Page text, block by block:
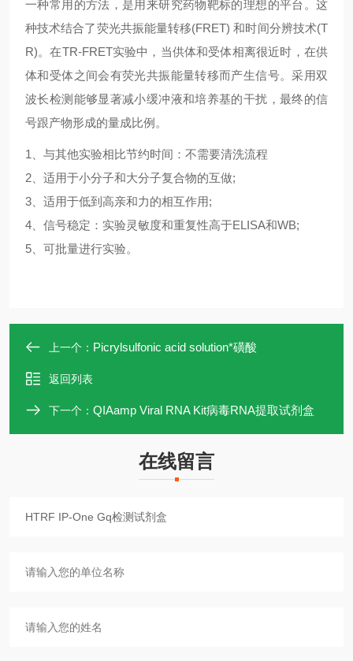
一种常用的方法，是用来研究药物靶标的理想的平台。这
种技术结合了荧光共振能量转移(FRET) 和时间分辨技术(T
R)。在TR-FRET实验中，当供体和受体相离很近时，在供
体和受体之间会有荧光共振能量转移而产生信号。采用双
波长检测能够显著减小缓冲液和培养基的干扰，最终的信
号跟产物形成的量成比例。
1、与其他实验相比节约时间：不需要清洗流程
2、适用于小分子和大分子复合物的互做;
3、适用于低到高亲和力的相互作用;
4、信号稳定：实验灵敏度和重复性高于ELISA和WB;
5、可批量进行实验。
上一个： Picrylsulfonic acid solution*磺酸
返回列表
下一个： QIAamp Viral RNA Kit病毒RNA提取试剂盒
在线留言